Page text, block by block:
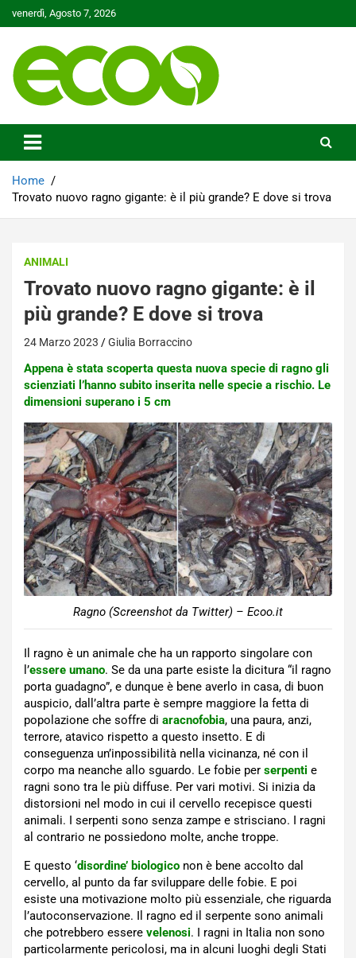
to
venerdì, Agosto 7, 2026
Ecoo.it
Home
Trovato nuovo ragno gigante: è il più grande? E dove si trova
ANIMALI
Trovato nuovo ragno gigante: è il
più grande? E dove si trova
24 Marzo 2023 Giulia Borraccino
Appena è stata scoperta questa nuova specie di ragno gli
scienziati l’hanno subito inserita nelle specie a rischio. Le
dimensioni superano i 5 cm
Ragno (Screenshot da Twitter) – Ecoo.it
Il ragno è un animale che ha un rapporto singolare con
l’essere umano. Se da una parte esiste la dicitura “il ragno
porta guadagno”, e dunque è bene averlo in casa, di buon
auspicio, dall’altra parte è sempre maggiore la fetta di
popolazione che soffre di aracnofobia, una paura, anzi,
terrore, atavico rispetto a questo insetto. E di
conseguenza un’inpossibilità nella vicinanza, né con il
corpo ma neanche allo sguardo. Le fobie per serpenti e
ragni sono tra le più diffuse. Per vari motivi. Si inizia da
distorsioni nel modo in cui il cervello recepisce questi
animali. I serpenti sono senza zampe e strisciano. I ragni
al contrario ne possiedono molte, anche troppe.
E questo ‘disordine’ biologico non è bene accolto dal
cervello, al punto da far sviluppare delle fobie. E poi
esiste una motivazione molto più essenziale, che riguarda
l’autoconservazione. Il ragno ed il serpente sono animali
che potrebbero essere velenosi. I ragni in Italia non sono
particolarmente pericolosi, ma in alcuni luoghi degli Stati